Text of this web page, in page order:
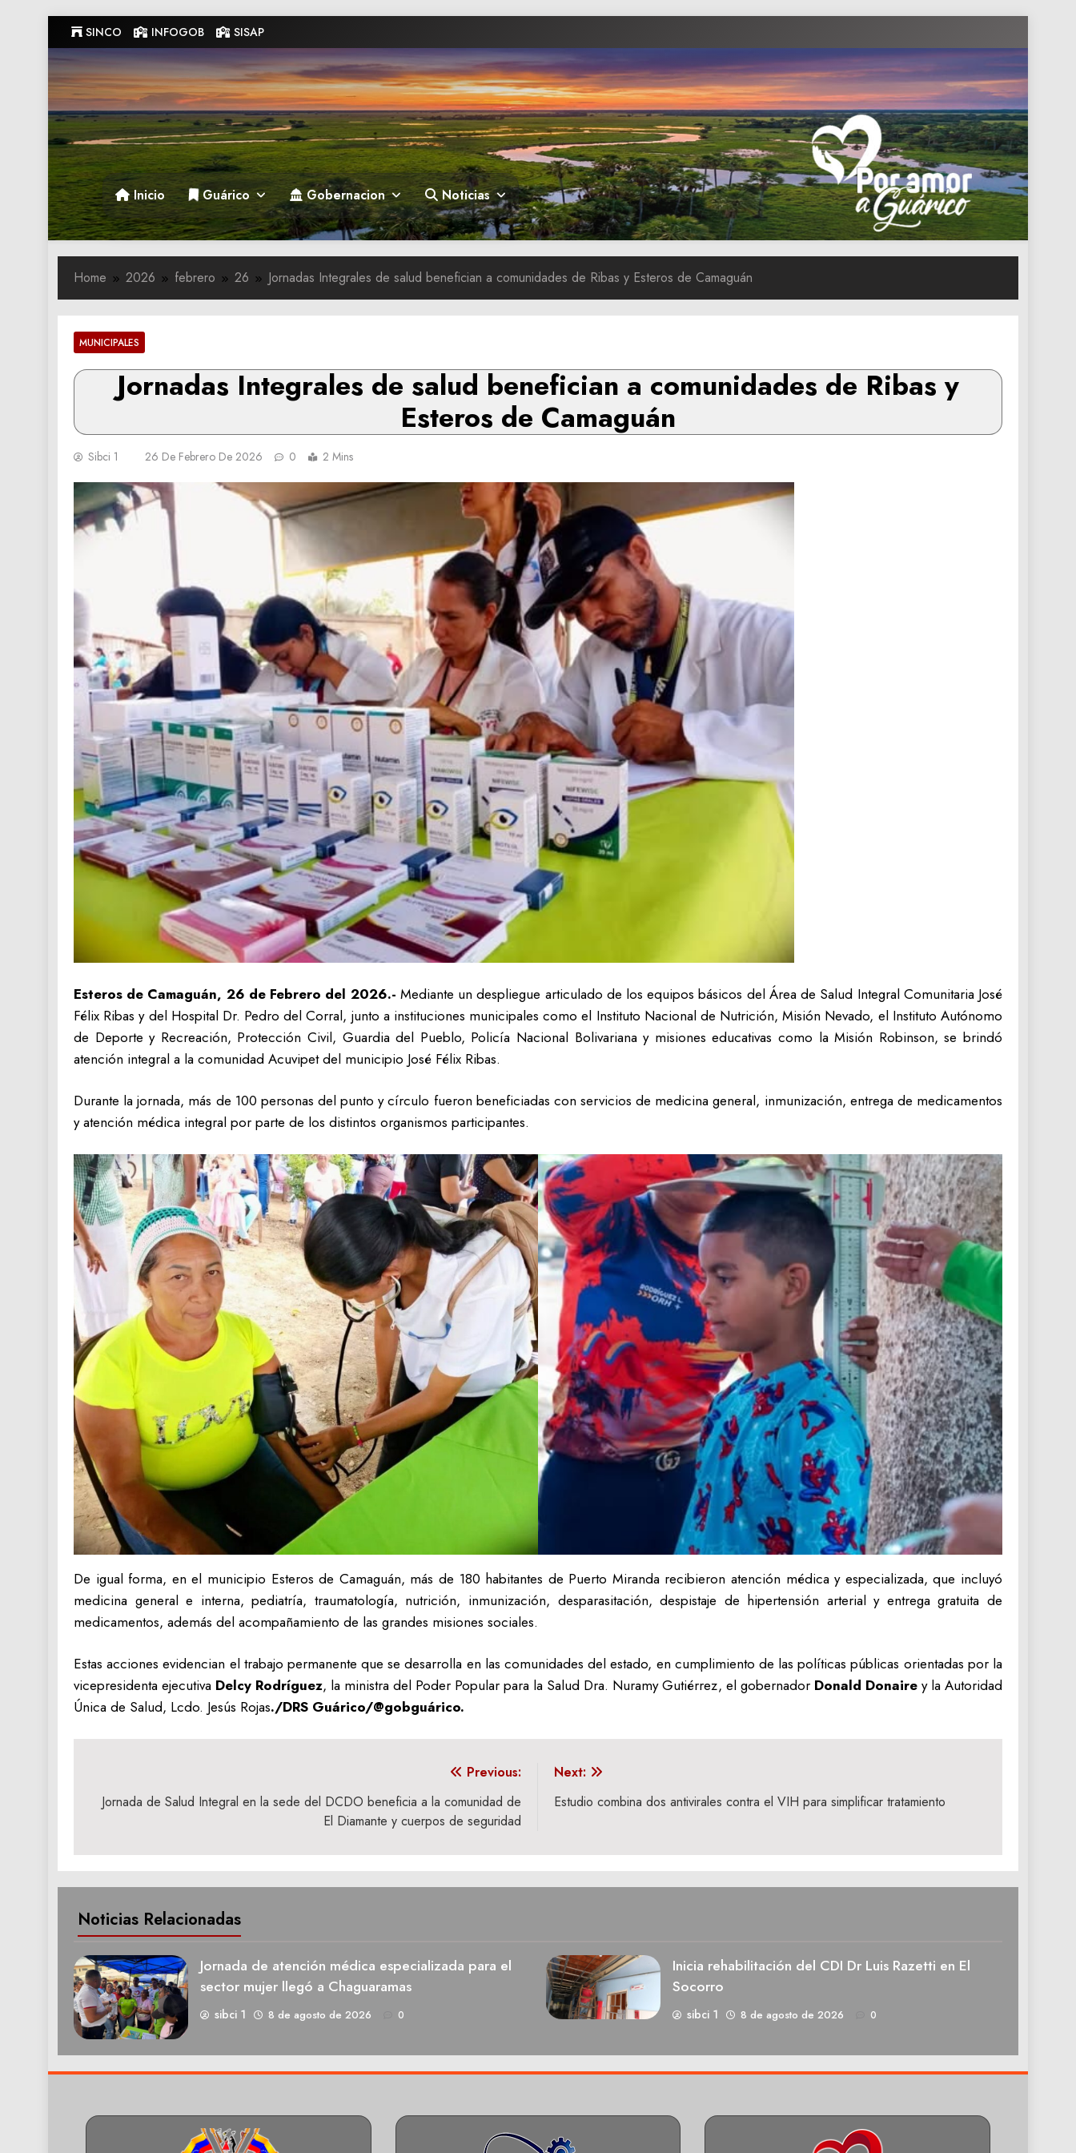
to
content
SINCO INFOGOB SISAP
Gobernacion de Guarico
Gobernacion de Guarico
Inicio Guárico Gobernacion Noticias
Home 2026 febrero 26 Jornadas Integrales de salud benefician a comunidades de Ribas y Esteros de Camaguán
MUNICIPALES
Jornadas Integrales de salud benefician a comunidades de Ribas y
Esteros de Camaguán
Sibci 1 26 De Febrero De 2026 0 2 Mins
Esteros de Camaguán, 26 de Febrero del 2026.- Mediante un despliegue articulado de los equipos básicos del Área de Salud Integral Comunitaria José
Félix Ribas y del Hospital Dr. Pedro del Corral, junto a instituciones municipales como el Instituto Nacional de Nutrición, Misión Nevado, el Instituto Autónomo
de Deporte y Recreación, Protección Civil, Guardia del Pueblo, Policía Nacional Bolivariana y misiones educativas como la Misión Robinson, se brindó
atención integral a la comunidad Acuvipet del municipio José Félix Ribas.
Durante la jornada, más de 100 personas del punto y círculo fueron beneficiadas con servicios de medicina general, inmunización, entrega de medicamentos
y atención médica integral por parte de los distintos organismos participantes.
De igual forma, en el municipio Esteros de Camaguán, más de 180 habitantes de Puerto Miranda recibieron atención médica y especializada, que incluyó
medicina general e interna, pediatría, traumatología, nutrición, inmunización, desparasitación, despistaje de hipertensión arterial y entrega gratuita de
medicamentos, además del acompañamiento de las grandes misiones sociales.
Estas acciones evidencian el trabajo permanente que se desarrolla en las comunidades del estado, en cumplimiento de las políticas públicas orientadas por la
vicepresidenta ejecutiva Delcy Rodríguez, la ministra del Poder Popular para la Salud Dra. Nuramy Gutiérrez, el gobernador Donald Donaire y la Autoridad
Única de Salud, Lcdo. Jesús Rojas./DRS Guárico/@gobguárico.
de
Previous:
Jornada de Salud Integral en la sede del DCDO beneficia a la comunidad de
El Diamante y cuerpos de seguridad
Next:
Estudio combina dos antivirales contra el VIH para simplificar tratamiento
Noticias Relacionadas
Jornada de atención médica especializada para el
sector mujer llegó a Chaguaramas
sibci 1 8 de agosto de 2026 0
Inicia rehabilitación del CDI Dr Luis Razetti en El
Socorro
sibci 1 8 de agosto de 2026 0